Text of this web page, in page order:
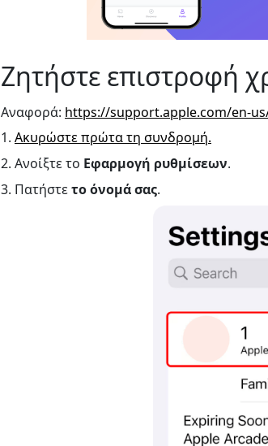
Ζητήστε επιστροφή
Αναφορά: https://support.apple.com/en-
1. Ακυρώστε πρώτα τη συνδρομή.
2. Ανοίξτε το Εφαρμογή ρυθμίσεων.
3. Πατήστετο όνομά σας.